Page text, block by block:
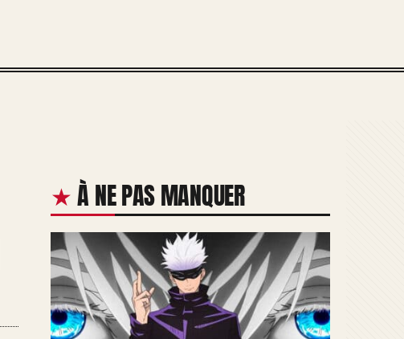
À NE PAS MANQUER